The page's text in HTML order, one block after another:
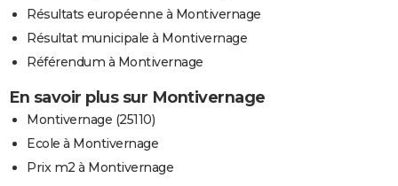
Résultats européenne à Montivernage
Résultat municipale à Montivernage
Référendum à Montivernage
En savoir plus sur Montivernage
Montivernage (25110)
Ecole à Montivernage
Prix m2 à Montivernage